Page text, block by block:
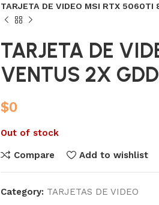
TARJETA DE VIDEO MSI RTX 5060TI
TARJETA DE
VENTUS 2X
$0
Out of stock
Compare Add to wishlist
Category: TARJETAS DE VIDEO